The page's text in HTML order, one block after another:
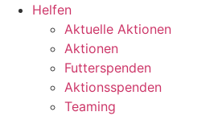
Helfen
Aktuelle Aktionen
Aktionen
Futterspenden
Aktionsspenden
Teaming